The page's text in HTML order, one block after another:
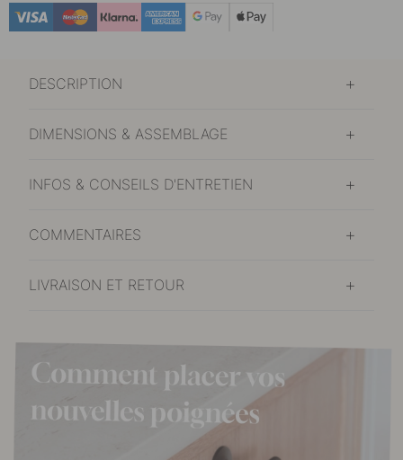
DESCRIPTION
DIMENSIONS & ASSEMBLAGE
INFOS & CONSEILS D'ENTRETIEN
COMMENTAIRES
LIVRAISON ET RETOUR